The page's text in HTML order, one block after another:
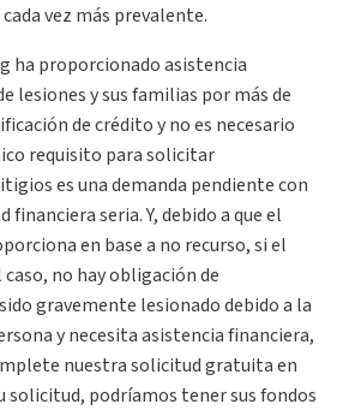
vez más prevalente.
ha proporcionado asistencia
lesiones y sus familias por más de
de crédito y no es necesario
requisito para solicitar
es una demanda pendiente con
financiera seria. Y, debido a que el
en base a no recurso, si el
no hay obligación de
gravemente lesionado debido a la
y necesita asistencia financiera,
nuestra solicitud gratuita en
solicitud, podríamos tener sus fondos